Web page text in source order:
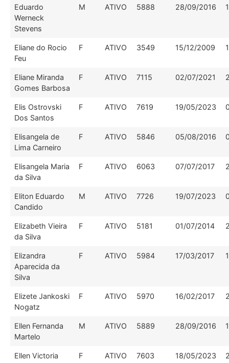
Eduardo
Werneck
Stevens
M ATIVO 5888 28/09/2016
Eliane do Rocio
Feu
F ATIVO 3549 15/12/2009
Eliane Miranda
Gomes Barbosa
F ATIVO 7115 02/07/2021
Elis Ostrovski
Dos Santos
F ATIVO 7619 19/05/2023
Elisangela de
Lima Carneiro
F ATIVO 5846 05/08/2016
Elisangela Maria
da Silva
F ATIVO 6063 07/07/2017
Eliton Eduardo
Candido
M ATIVO 7726 19/07/2023
Elizabeth Vieira
da Silva
F ATIVO 5181 01/07/2014
Elizandra
Aparecida da
Silva
F ATIVO 5984 17/03/2017
Elizete Jankoski
Nogatz
F ATIVO 5970 16/02/2017
Ellen Fernanda
Martelo
M ATIVO 5889 28/09/2016
Ellen Victoria
F ATIVO 7603 18/05/2023